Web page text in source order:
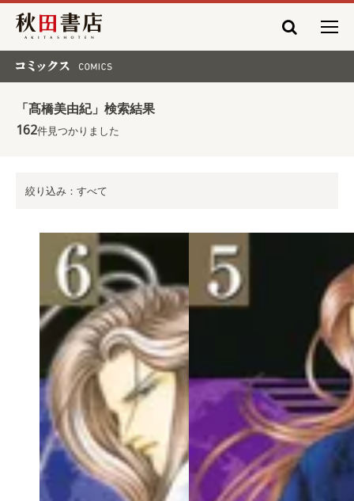
秋田書店
「髙橋美由紀」検索結果
162件見つかりました
絞り込み：すべて